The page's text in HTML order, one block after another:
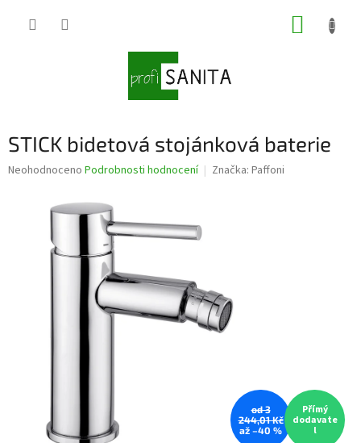
STICK bidetová stojánková baterie
Průměrné
Neohodnoceno Podrobnosti hodnocení Značka: Paffoni
od 3
244,01 Kč
až –40 %
Přímý
dodavate
l